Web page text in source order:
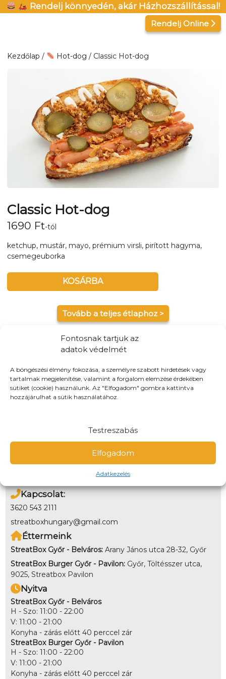
Fontosnak tartjuk az
adatok védelmét
A böngészési élmény fokozása, a személyre szabott hirdetések vagy
tartalmak megjelenítése, valamint a forgalom elemzése érdekében
sütiket (cookie) használunk. Az "Elfogadom" gombra kattintva
hozzájárulhat a sütik használatához.
Elfogadom
Testreszabás
Adatkezelés
Kilépés
a
Rendelj könnyedén, akár Házhozszállítással!
Rendelj Online
Kezdőlap / Hot-dog / Classic Hot-dog
Classic Hot-dog
1690 Ft-tól
ketchup, mustár, mayo, prémium virsli, pirított hagyma,
csemegeuborka
KOSÁRBA
Tovább a teljes étlaphoz >
Házhozszállítás / Elvitel Rendelj Online
Szállítunk:Győr teljes területén kiszállítunk, és maximum
10-km-es körzetbe
kiszállításra, de előre is rendelhetsz elvitelre!
Fizetés
Online bankkártyával és utánvétben a helyszínen is
fizethetsz. Kiszállítás esetén nem lehet utánvéttel fizetni
Kapcsolat:
3620 543 2111
streatboxhungary@gmail.com
Éttermeink
StreatBox Győr - Belváros: Arany János utca 28-32, Győr
StreatBox Burger Győr - Pavilon: Győr, Töltésszer utca,
9025, Streatbox Pavilon
Nyitva
StreatBox Győr - Belváros
H - Szo: 11:00 - 22:00
V: 11:00 - 21:00
Konyha - zárás előtt 40 perccel zár
StreatBox Burger Győr - Pavilon
H - Szo: 11:00 - 22:00
V: 11:00 - 21:00
Konyha - zárás előtt 40 perccel zár